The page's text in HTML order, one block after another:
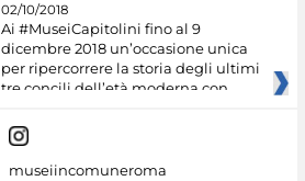
02/10/2018
Ai #MuseiCapitolini fino al 9
dicembre 2018 un’occasione unica
per ripercorrere la storia degli ultimi
tre concili dell’età moderna con
museiincomuneroma